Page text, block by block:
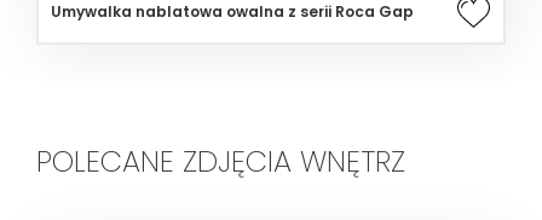
Umywalka nablatowa owalna z serii Roca Gap
POLECANE ZDJĘCIA WNĘTRZ